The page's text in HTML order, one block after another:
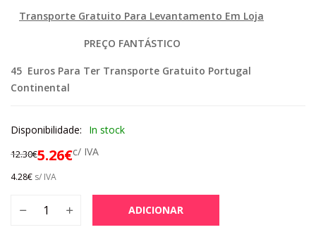
Transporte Gratuito Para Levantamento Em Loja
PREÇO FANTÁSTICO
45 Euros Para Ter Transporte Gratuito Portugal
Continental
Disponibilidade: In stock
12.30€5.26€c/ IVA
4.28€ s/ IVA
ADICIONAR